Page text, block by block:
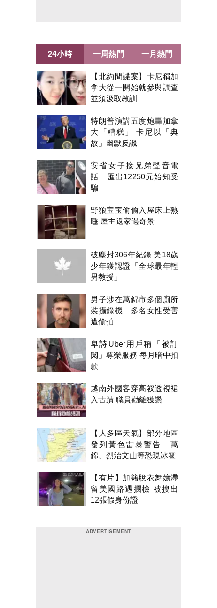
24小時
【北約間諜案】卡尼稱加
拿大從一開始就參與調查
並須汲取教訓
特朗普演講五度炮轟加拿
大「糟糕」 卡尼以「典
故」幽默反譏
安省女子接兄弟聲音電
話 匯出12250元始知受
騙
野狼宝宝偷偷入屋床上熟
睡 屋主返家遇奇景
破塵封306年紀錄 美18歲
少年獲認證「全球最年輕
男教授」
男子涉在萬錦市多個廁所
裝攝錄機 多名女性受害
遭偷拍
卑詩Uber用戶稱「被訂
閱」尊榮服務 每月暗中扣
款
越南外國客穿高衩透視裙
入古蹟 職員勸離獲讚
【大多區天氣】部分地區
發列黃色雷暴警告 萬
錦、烈治文山等恐現冰雹
【有片】加籍脫衣舞孃滯
留美國路遇攔檢 被搜出
12張假身份證
一周熱門 一月熱門